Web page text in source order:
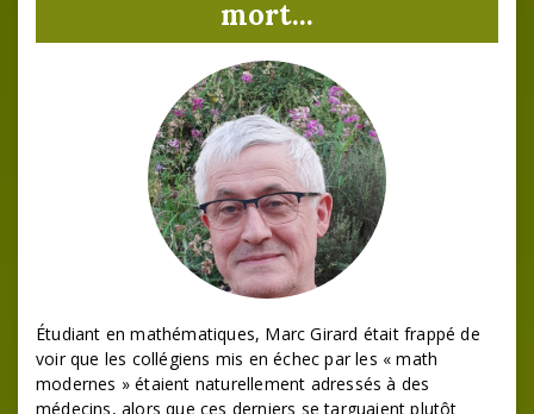
mort...
Étudiant en mathématiques, Marc Girard était frappé de
voir que les collégiens mis en échec par les « math
modernes » étaient naturellement adressés à des
médecins, alors que ces derniers se targuaient plutôt